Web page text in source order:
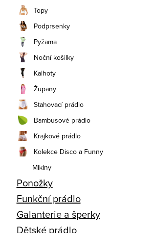
Topy
Podprsenky
Pyžama
Noční košilky
Kalhoty
Župany
Stahovací prádlo
Bambusové prádlo
Krajkové prádlo
Kolekce Disco a Funny
Mikiny
Ponožky
Funkční prádlo
Galanterie a šperky
Dětské prádlo